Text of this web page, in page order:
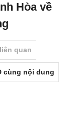
Hòa về
quan
cùng nội dung